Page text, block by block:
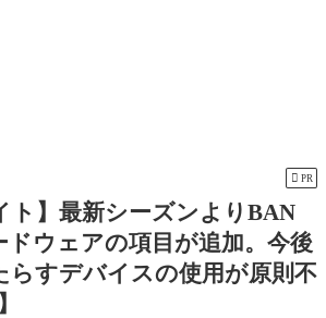
 PR
ト】最新シーズンよりBAN
ドウェアの項目が追加。今後
らすデバイスの使用が原則不